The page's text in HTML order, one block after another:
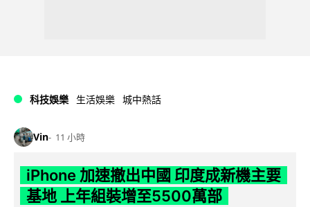
科技娛樂 生活娛樂 城中熱話
Vin 11 小時
iPhone 加速撤出中國 印度成新機主要
基地 上年組裝增至5500萬部